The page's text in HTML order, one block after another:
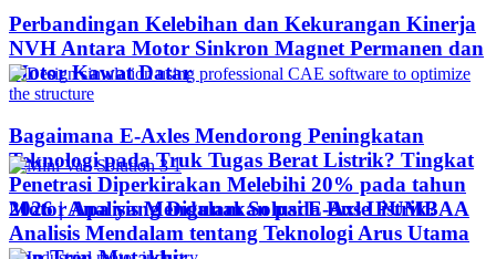
Perbandingan Kelebihan dan Kekurangan Kinerja
NVH Antara Motor Sinkron Magnet Permanen dan
Motor Kawat Datar
Bagaimana E-Axles Mendorong Peningkatan
Teknologi pada Truk Tugas Berat Listrik? Tingkat
Penetrasi Diperkirakan Melebihi 20% pada tahun
2026 | Analisis Mendalam Solusi E-Axle PUMBAA
Motor Apa yang Digunakan pada Bus Listrik?
Analisis Mendalam tentang Teknologi Arus Utama